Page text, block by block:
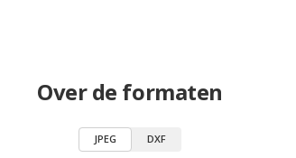
Over de formaten
JPEG DXF